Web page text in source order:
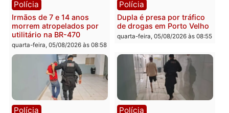
Rondônia
Médicos são investigados
por suspeita de receber
salário sem cumprir carga
horária em RO
quarta-feira, 05/08/2026 às 12:25 Operação Contemplados
cumpre mandados e
prende investigado por
fraude na falsa oferta de
financiamentos